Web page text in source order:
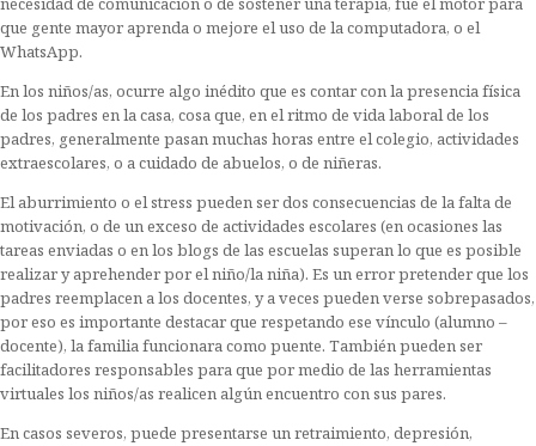
que gente mayor aprenda o mejore el uso de la computadora, o el
WhatsApp.
En los niños/as, ocurre algo inédito que es contar con la presencia física
de los padres en la casa, cosa que, en el ritmo de vida laboral de los
padres, generalmente pasan muchas horas entre el colegio, actividades
extraescolares, o a cuidado de abuelos, o de niñeras.
El aburrimiento o el stress pueden ser dos consecuencias de la falta de
motivación, o de un exceso de actividades escolares (en ocasiones las
tareas enviadas o en los blogs de las escuelas superan lo que es posible
realizar y aprehender por el niño/la niña). Es un error pretender que los
padres reemplacen a los docentes, y a veces pueden verse sobrepasados,
por eso es importante destacar que respetando ese vínculo (alumno –
docente), la familia funcionara como puente. También pueden ser
facilitadores responsables para que por medio de las herramientas
virtuales los niños/as realicen algún encuentro con sus pares.
En casos severos, puede presentarse un retraimiento, depresión,